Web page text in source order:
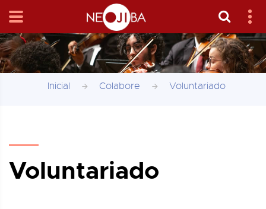
Inicial Colabore Voluntariado
Voluntariado